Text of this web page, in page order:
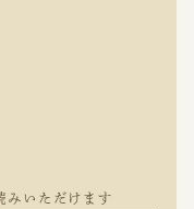
みいただけます